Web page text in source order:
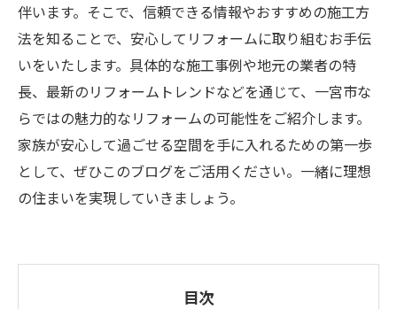
伴います。そこで、信頼できる情報やおすすめの施工方
法を知ることで、安心してリフォームに取り組むお手伝
いをいたします。具体的な施工事例や地元の業者の特
長、最新のリフォームトレンドなどを通じて、一宮市な
らではの魅力的なリフォームの可能性をご紹介します。
家族が安心して過ごせる空間を手に入れるための第一歩
として、ぜひこのブログをご活用ください。一緒に理想
の住まいを実現していきましょう。
目次